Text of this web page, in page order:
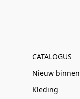
CATALOGUS
Nieuw binnen
Kleding